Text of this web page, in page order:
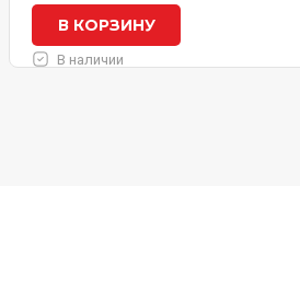
В КОРЗИНУ
В наличии